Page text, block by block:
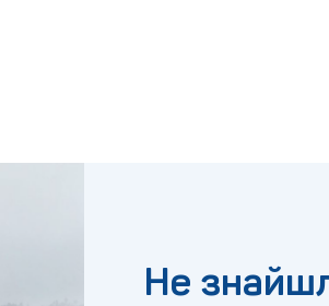
Не